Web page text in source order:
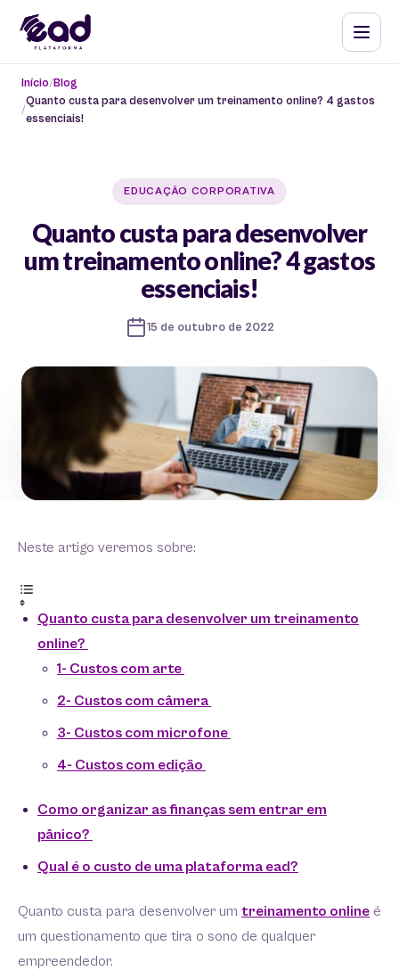
Início Blog
Quanto custa para desenvolver um treinamento online? 4 gastos
essenciais!
EDUCAÇÃO CORPORATIVA
Quanto custa para desenvolver
um treinamento online? 4 gastos
essenciais!
15 de outubro de 2022
Neste artigo veremos sobre:
Quanto custa para desenvolver um treinamento
online?
1- Custos com arte
2- Custos com câmera
3- Custos com microfone
4- Custos com edição
Como organizar as finanças sem entrar em
pânico?
Qual é o custo de uma plataforma ead?
Quanto custa para desenvolver um treinamento online é
um questionamento que tira o sono de qualquer
empreendedor.